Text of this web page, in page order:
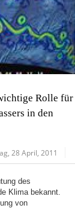
Rolle für
in den
28 April, 2011
des
Klima bekannt.
von